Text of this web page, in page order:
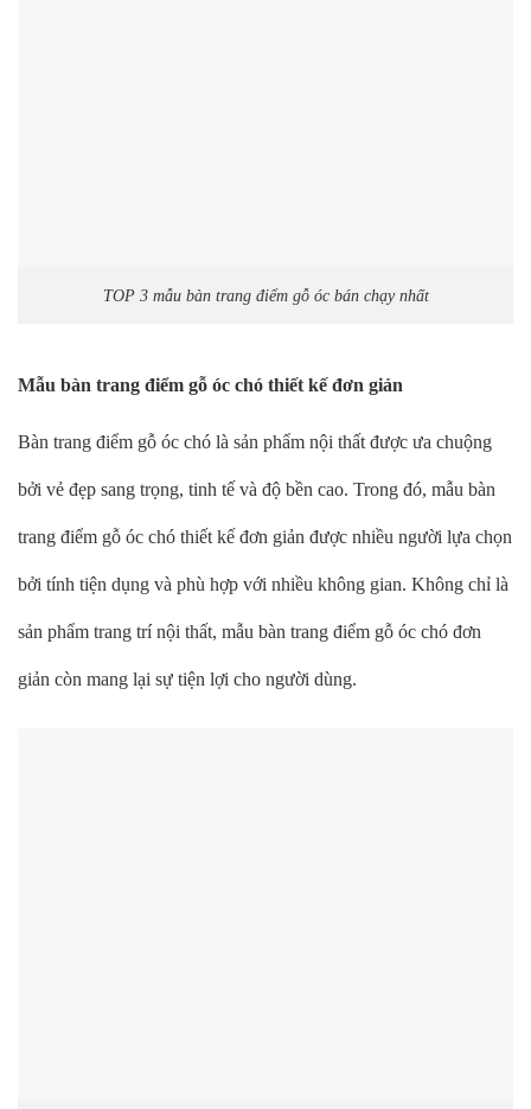
TOP 3 mẫu bàn trang điểm gỗ óc bán chạy nhất
Mẫu bàn trang điểm gỗ óc chó thiết kế đơn giản
Bàn trang điểm gỗ óc chó là sản phẩm nội thất được ưa chuộng
bởi vẻ đẹp sang trọng, tinh tế và độ bền cao. Trong đó, mẫu bàn
trang điểm gỗ óc chó thiết kế đơn giản được nhiều người lựa chọn
bởi tính tiện dụng và phù hợp với nhiều không gian. Không chỉ là
sản phẩm trang trí nội thất, mẫu bàn trang điểm gỗ óc chó đơn
giản còn mang lại sự tiện lợi cho người dùng.